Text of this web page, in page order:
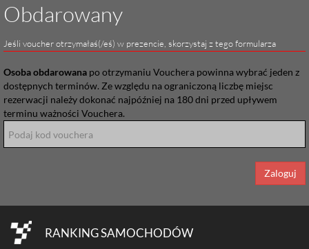
Obdarowany
Jeśli voucher otrzymałaś(/eś) w prezencie, skorzystaj z tego formularza
Osoba obdarowana po otrzymaniu Vouchera powinna wybrać jeden z
dostępnych terminów. Ze względu na ograniczoną liczbę miejsc
rezerwacji należy dokonać najpóźniej na 180 dni przed upływem
terminu ważności Vouchera.
Zaloguj
RANKING SAMOCHODÓW